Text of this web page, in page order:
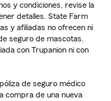
y condiciones, revise la
detalles. State Farm
y afiliadas no ofrecen ni
seguro de mascotas.
con Trupanion ni con
de seguro médico
compra de una nueva